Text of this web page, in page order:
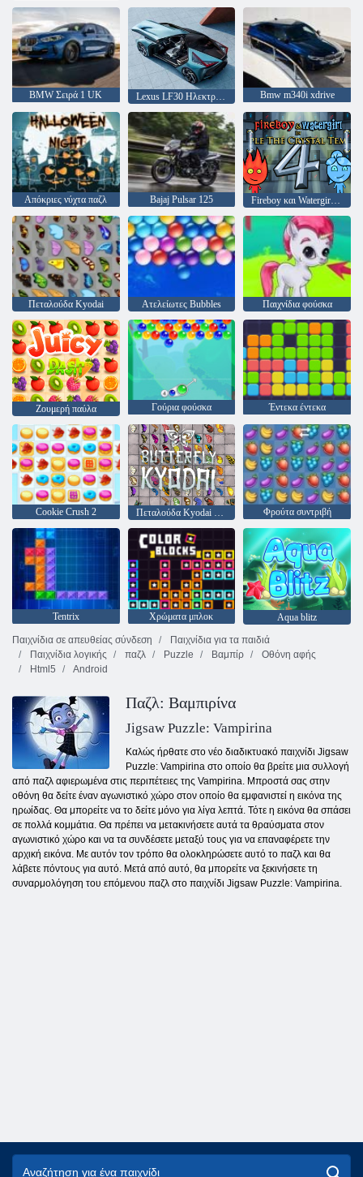
BMW Σειρά 1 UK Lexus LF30 Ηλεκτροφόρα Bmw m340i xdrive
Απόκριες νύχτα παζλ Bajaj Pulsar 125 Fireboy και Watergirl 4: Crystal Temple
Πεταλούδα Kyodai Ατελείωτες Bubbles Παιχνίδια φούσκα
Ζουμερή παύλα Γούρια φούσκα Έντεκα έντεκα
Cookie Crush 2 Πεταλούδα Kyodai HD Φρούτα συντριβή
Tentrix Χρώματα μπλοκ
Aqua blitz
Παιχνίδια σε απευθείας σύνδεση
Παιχνίδια για τα παιδιά
Παιχνίδια λογικής
παζλ Puzzle Βαμπίρ
Οθόνη αφής
Html5
Android
Παζλ: Βαμπιρίνα
Jigsaw Puzzle: Vampirina
Καλώς ήρθατε στο νέο διαδικτυακό παιχνίδι Jigsaw
Puzzle: Vampirina στο οποίο θα βρείτε μια συλλογή
από παζλ αφιερωμένα στις περιπέτειες της Vampirina. Μπροστά σας στην
οθόνη θα δείτε έναν αγωνιστικό χώρο στον οποίο θα εμφανιστεί η εικόνα της
ηρωίδας. Θα μπορείτε να το δείτε μόνο για λίγα λεπτά. Τότε η εικόνα θα σπάσει
σε πολλά κομμάτια. Θα πρέπει να μετακινήσετε αυτά τα θραύσματα στον
αγωνιστικό χώρο και να τα συνδέσετε μεταξύ τους για να επαναφέρετε την
αρχική εικόνα. Με αυτόν τον τρόπο θα ολοκληρώσετε αυτό το παζλ και θα
λάβετε πόντους για αυτό. Μετά από αυτό, θα μπορείτε να ξεκινήσετε τη
συναρμολόγηση του επόμενου παζλ στο παιχνίδι Jigsaw Puzzle: Vampirina.